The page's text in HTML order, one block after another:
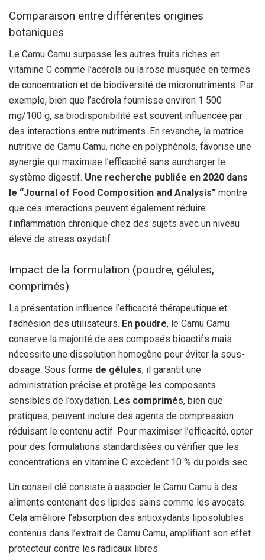
Comparaison entre différentes origines
botaniques
Le Camu Camu surpasse les autres fruits riches en
vitamine C comme l’acérola ou la rose musquée en termes
de concentration et de biodiversité de micronutriments. Par
exemple, bien que l’acérola fournisse environ 1 500
mg/100 g, sa biodisponibilité est souvent influencée par
des interactions entre nutriments. En revanche, la matrice
nutritive de Camu Camu, riche en polyphénols, favorise une
synergie qui maximise l’efficacité sans surcharger le
système digestif. Une recherche publiée en 2020 dans
le “Journal of Food Composition and Analysis” montre
que ces interactions peuvent également réduire
l’inflammation chronique chez des sujets avec un niveau
élevé de stress oxydatif.
Impact de la formulation (poudre, gélules,
comprimés)
La présentation influence l’efficacité thérapeutique et
l’adhésion des utilisateurs. En poudre, le Camu Camu
conserve la majorité de ses composés bioactifs mais
nécessite une dissolution homogène pour éviter la sous-
dosage. Sous forme de gélules, il garantit une
administration précise et protège les composants
sensibles de l’oxydation. Les comprimés, bien que
pratiques, peuvent inclure des agents de compression
réduisant le contenu actif. Pour maximiser l’efficacité, opter
pour des formulations standardisées ou vérifier que les
concentrations en vitamine C excèdent 10 % du poids sec.
Un conseil clé consiste à associer le Camu Camu à des
aliments contenant des lipides sains comme les avocats.
Cela améliore l’absorption des antioxydants liposolubles
contenus dans l’extrait de Camu Camu, amplifiant son effet
protecteur contre les radicaux libres.